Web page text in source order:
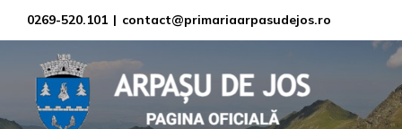
Skip
to
content
0269-520.101 | contact@primariaarpasudejos.ro